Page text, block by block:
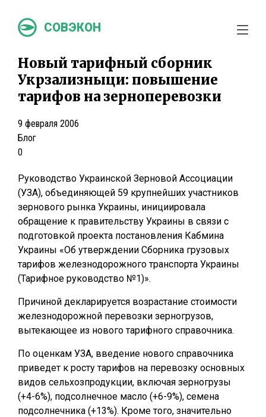
СОВЭКОН
Новый тарифный сборник
Укрзализныци: повышение
тарифов на зерноперевозки
9 февраля 2006
Блог
0
Руководство Украинской Зерновой Ассоциации
(УЗА), объединяющей 59 крупнейших участников
зернового рынка Украины, инициировала
обращение к правительству Украины в связи с
подготовкой проекта постановления Кабмина
Украины «Об утверждении Сборника грузовых
тарифов железнодорожного транспорта Украины
(Тарифное руководство №1)».
Причиной декларируется возрастание стоимости
железнодорожной перевозки зерногрузов,
вытекающее из нового тарифного справочника.
По оценкам УЗА, введение нового справочника
приведет к росту тарифов на перевозку основных
видов сельхозпродукции, включая зерногрузы
(+4-6%), подсолнечное масло (+6-9%), семена
подсолнечника (+13%). Кроме того, значительно